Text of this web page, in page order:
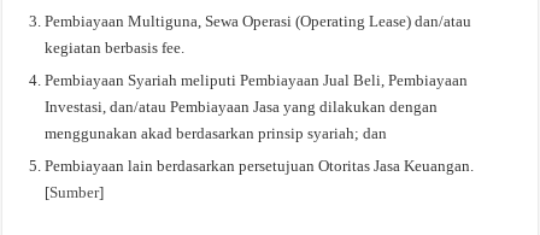
Pembiayaan Multiguna, Sewa Operasi (Operating Lease) dan/atau
kegiatan berbasis fee.
Pembiayaan Syariah meliputi Pembiayaan Jual Beli, Pembiayaan
Investasi, dan/atau Pembiayaan Jasa yang dilakukan dengan
menggunakan akad berdasarkan prinsip syariah; dan
Pembiayaan lain berdasarkan persetujuan Otoritas Jasa Keuangan.
[Sumber]